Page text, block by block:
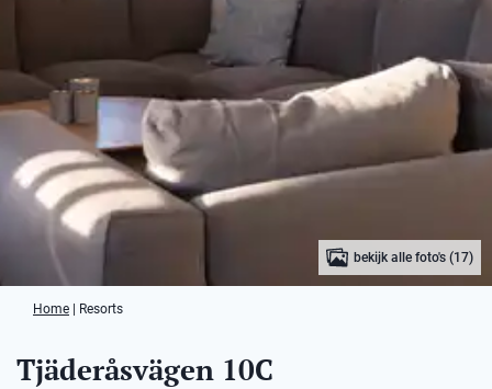
bekijk alle foto's (17)
Home Resorts
Tjäderåsvägen 10C